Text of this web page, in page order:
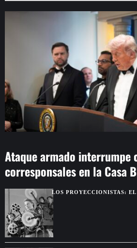
Ataque armado interrumpe
corresponsales en la Casa
WashingtonLOS PROYECCIONISTAS:
POSIBLE LA MAGIA DEL